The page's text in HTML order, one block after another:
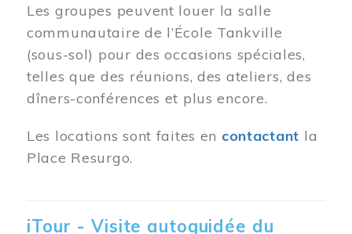
Les groupes peuvent louer la salle
communautaire de l’École Tankville
(sous-sol) pour des occasions spéciales,
telles que des réunions, des ateliers, des
dîners-conférences et plus encore.
Les locations sont faites en contactant la
Place Resurgo.
iTour - Visite autoguidée du